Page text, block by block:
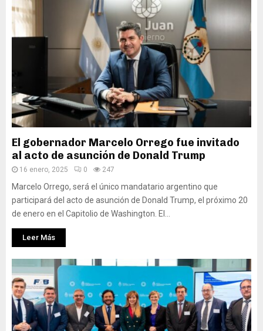
El gobernador Marcelo Orrego fue invitado
al acto de asunción de Donald Trump
16 enero, 2025 0 247
Marcelo Orrego, será el único mandatario argentino que
participará del acto de asunción de Donald Trump, el próximo 20
de enero en el Capitolio de Washington. El...
Leer Más